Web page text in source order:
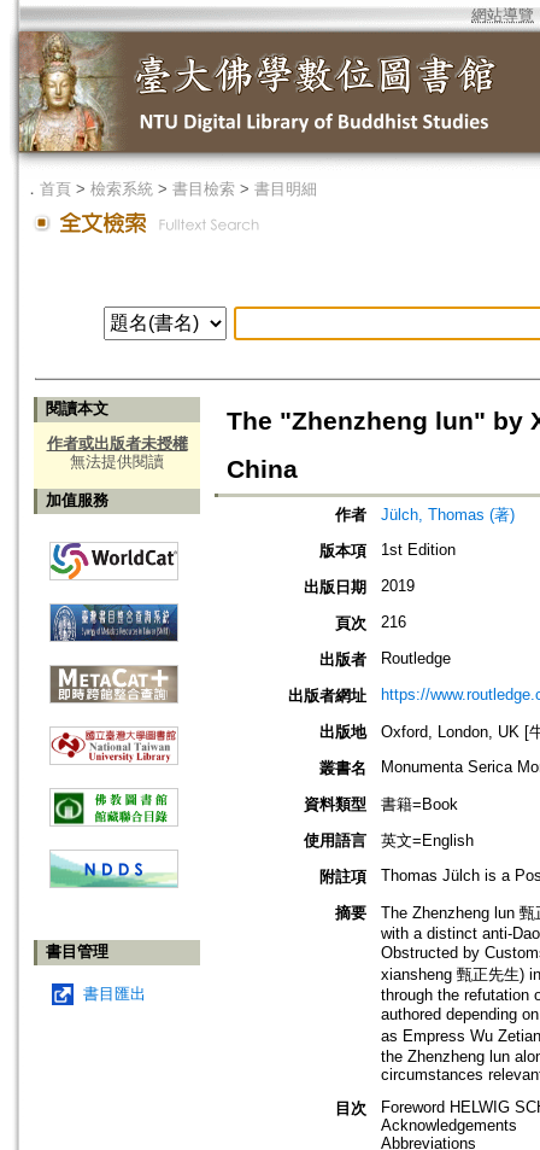
網站導覽
． 首頁 > 檢索系統 > 書目檢索 > 書目明細
閱讀本文
作者或出版者未授權
無法提供閱讀
加值服務
書目管理
書目匯出
The "Zhenzheng lun" by
China
作者
Jülch, Thomas (著)
版本項
1st Edition
出版日期 2019
頁次 216
出版者 Routledge
出版者網址 https://
出版地
Oxford, London, UK [
叢書名
Monumenta Serica
資料類型
書籍=Book
使用語言
英文=English
附註項
Thomas Jülch is a
摘要
The Zhenzheng lun
with a distinct anti-
Obstructed by
xiansheng 甄正先生)
through the refutation
authored depending
as Empress Wu
the Zhenzheng lun
circumstances
目次
Foreword HELWIG
Acknowledgements
Abbreviations